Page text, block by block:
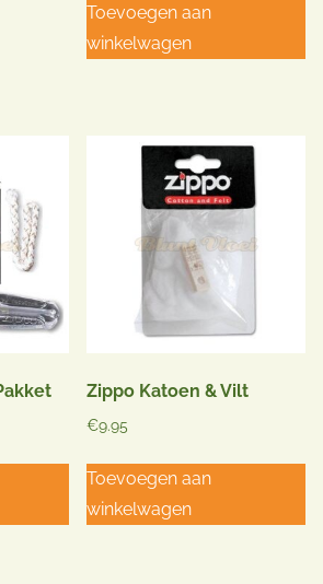
Toevoegen aan
winkelwagen
Zippo Katoen & Vilt
€9.95
Toevoegen aan
winkelwagen